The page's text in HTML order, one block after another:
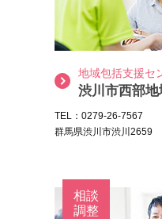
地域包括支援セ
渋川市西部
TEL：0279-26-7567
群馬県渋川市渋川2659
相談
調整